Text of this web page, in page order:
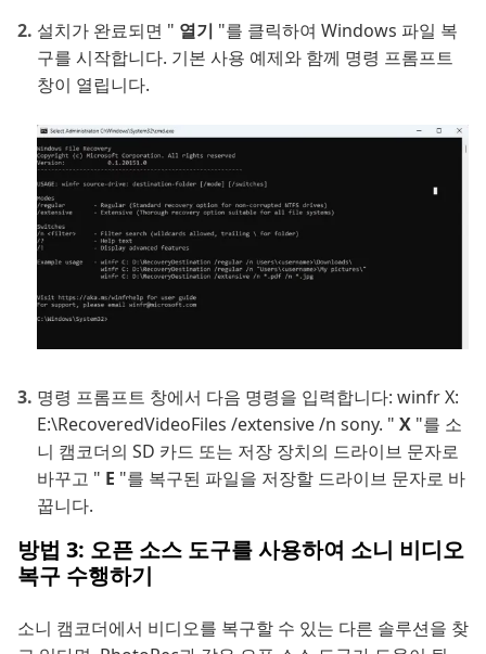
설치가 완료되면 " 열기 "를 클릭하여 Windows 파일 복
구를 시작합니다. 기본 사용 예제와 함께 명령 프롬프트
창이 열립니다.
명령 프롬프트 창에서 다음 명령을 입력합니다: winfr X:
E:\RecoveredVideoFiles /extensive /n sony. " X "를 소
니 캠코더의 SD 카드 또는 저장 장치의 드라이브 문자로
바꾸고 " E "를 복구된 파일을 저장할 드라이브 문자로 바
꿉니다.
방법 3: 오픈 소스 도구를 사용하여 소니 비디오
복구 수행하기
소니 캠코더에서 비디오를 복구할 수 있는 다른 솔루션을 찾